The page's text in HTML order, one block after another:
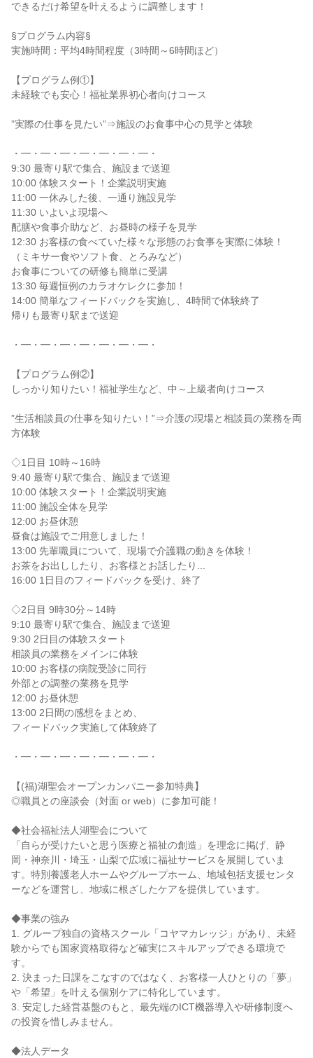
できるだけ希望を叶えるように調整します！
§プログラム内容§
実施時間：平均4時間程度（3時間～6時間ほど）
【プログラム例①】
未経験でも安心！福祉業界初心者向けコース
”実際の仕事を見たい”⇒施設のお食事中心の見学と体験
・━・━・━・━・━・━・━・
9:30 最寄り駅で集合、施設まで送迎
10:00 体験スタート！企業説明実施
11:00 一休みした後、一通り施設見学
11:30 いよいよ現場へ
配膳や食事介助など、お昼時の様子を見学
12:30 お客様の食べていた様々な形態のお食事を実際に体験！
（ミキサー食やソフト食、とろみなど）
お食事についての研修も簡単に受講
13:30 毎週恒例のカラオケレクに参加！
14:00 簡単なフィードバックを実施し、4時間で体験終了
帰りも最寄り駅まで送迎
・━・━・━・━・━・━・━・
【プログラム例②】
しっかり知りたい！福祉学生など、中～上級者向けコース
”生活相談員の仕事を知りたい！”⇒介護の現場と相談員の業務を両
方体験
◇1日目 10時～16時
9:40 最寄り駅で集合、施設まで送迎
10:00 体験スタート！企業説明実施
11:00 施設全体を見学
12:00 お昼休憩
昼食は施設でご用意しました！
13:00 先輩職員について、現場で介護職の動きを体験！
お茶をお出ししたり、お客様とお話したり...
16:00 1日目のフィードバックを受け、終了
◇2日目 9時30分～14時
9:10 最寄り駅で集合、施設まで送迎
9:30 2日目の体験スタート
相談員の業務をメインに体験
10:00 お客様の病院受診に同行
外部との調整の業務を見学
12:00 お昼休憩
13:00 2日間の感想をまとめ、
フィードバック実施して体験終了
・━・━・━・━・━・━・━・
【(福)湖聖会オープンカンパニー参加特典】
◎職員との座談会（対面 or web）に参加可能！
◆社会福祉法人湖聖会について
「自らが受けたいと思う医療と福祉の創造」を理念に掲げ、静
岡・神奈川・埼玉・山梨で広域に福祉サービスを展開していま
す。特別養護老人ホームやグループホーム、地域包括支援センタ
ーなどを運営し、地域に根ざしたケアを提供しています。
◆事業の強み
1. グループ独自の資格スクール「コヤマカレッジ」があり、未経
験からでも国家資格取得など確実にスキルアップできる環境で
す。
2. 決まった日課をこなすのではなく、お客様一人ひとりの「夢」
や「希望」を叶える個別ケアに特化しています。
3. 安定した経営基盤のもと、最先端のICT機器導入や研修制度へ
の投資を惜しみません。
◆法人データ